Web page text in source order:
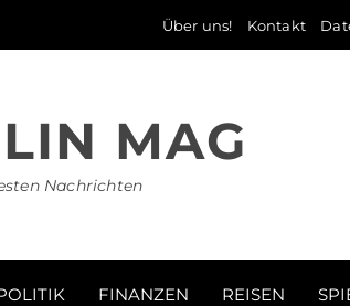
Über uns! Kontakt
MAG
Nachrichten
FINANZEN REISEN